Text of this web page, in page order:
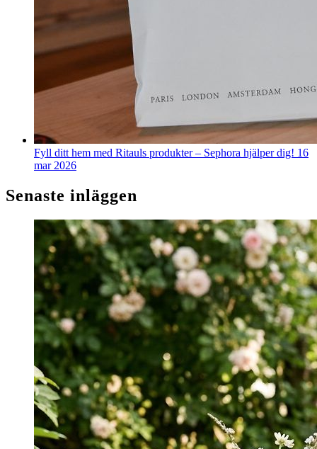
Fyll ditt hem med Ritauls produkter – Sephora hjälper dig! 16
mar 2026
Senaste inläggen